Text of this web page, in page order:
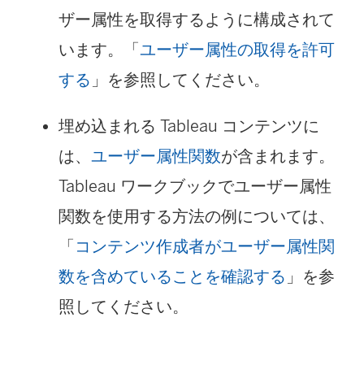
ザー属性を取得するように構成されて
います。「ユーザー属性の取得を許可
する 」を参照してください。
埋め込まれる Tableau コンテンツに
は、 ユーザー属性関数が含まれます。
Tableau ワークブックでユーザー属性
関数を使用する方法の例については、
「 コンテンツ作成者がユーザー属性関
数を含めていることを確認する 」を参
照してください。